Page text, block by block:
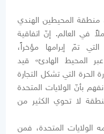
منطقة المحيطين الهندي
في العالم. إنّ اتفاقية
التي تمّ إبرامها مؤخراً،
عبر المحيط الهادئ» قيد
الحرة التي تشكل التجارة
بأنّ الولايات المتحدة
لا تحوي الكثير من
الولايات المتحدة، فمن